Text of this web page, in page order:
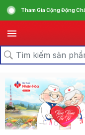
Tham Gia Cộng Động